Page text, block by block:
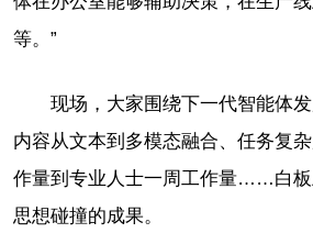
等。”
现场，大家围绕下一代智能体
内容从文本到多模态融合、任务复
作量到专业人士一周工作量……白
思想碰撞的成果。